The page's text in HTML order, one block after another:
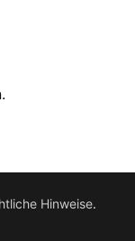
Hinweise.